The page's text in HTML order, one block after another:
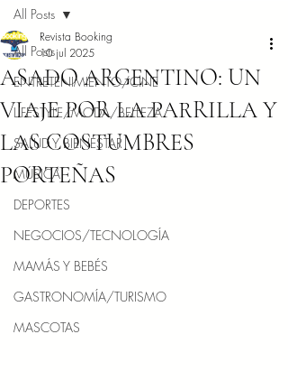
All Posts
ENTRETENIMIENTO/CINE
LIFESTYLE/MODA/BELLEZA
SALUD Y BIENESTAR
MÚSICA
DEPORTES
NEGOCIOS/TECNOLOGÍA
MAMÁS Y BEBÉS
GASTRONOMÍA/TURISMO
MASCOTAS
All Posts
ASADO ARGENTINO: UN
VIAJE POR LA PARRILLA Y
LAS COSTUMBRES
PORTEÑAS
Revista Booking
10 jul 2025